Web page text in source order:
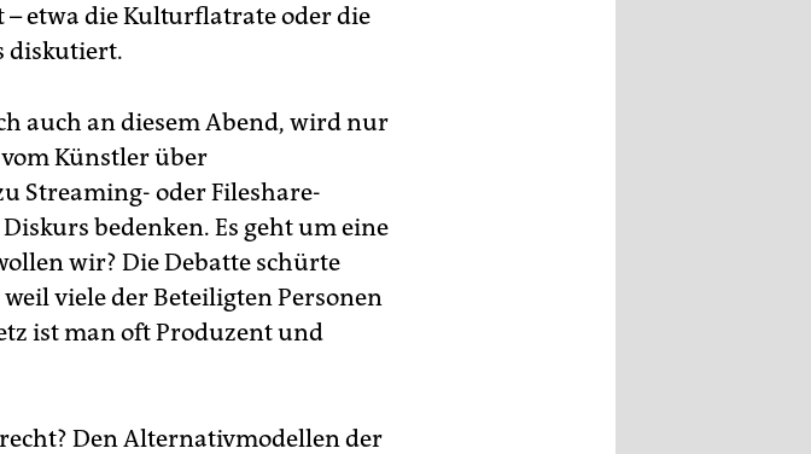
etwa die Kulturflatrate oder die
diskutiert.
auch an diesem Abend, wird nur
Künstler über
Streaming- oder Fileshare-
bedenken. Es geht um eine
wir? Die Debatte schürte
viele der Beteiligten Personen
ist man oft Produzent und
Den Alternativmodellen der